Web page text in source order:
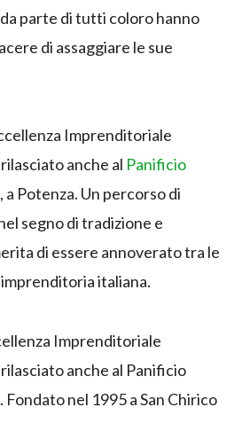
parte di tutti coloro hanno
di assaggiare le sue
Imprenditoriale
anche al Panificio
a Potenza. Un percorso di
segno di tradizione e
di essere annoverato tra le
italiana.
Imprenditoriale
anche al Panificio
Fondato nel 1995 a San Chirico